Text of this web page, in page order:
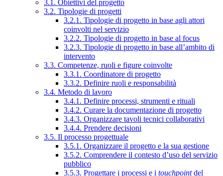
3.1. Obiettivi del progetto
3.2. Tipologie di progetti
3.2.1. Tipologie di progetto in base agli attori
coinvolti nel servizio
3.2.2. Tipologie di progetto in base al focus
3.2.3. Tipologie di progetto in base all’ambito di
intervento
3.3. Competenze, ruoli e figure coinvolte
3.3.1. Coordinatore di progetto
3.3.2. Definire ruoli e responsabilità
3.4. Metodo di lavoro
3.4.1. Definire processi, strumenti e rituali
3.4.2. Curare la documentazione di progetto
3.4.3. Organizzare tavoli tecnici collaborativi
3.4.4. Prendere decisioni
3.5. Il processo progettuale
3.5.1. Organizzare il progetto e la sua gestione
3.5.2. Comprendere il contesto d’uso del servizio
pubblico
3.5.3. Progettare i processi e i touchpointdel